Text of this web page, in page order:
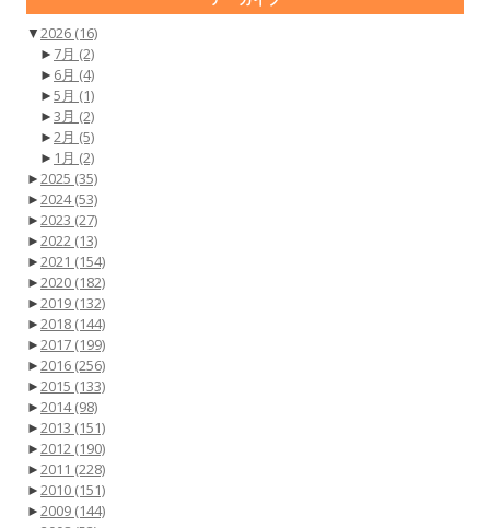
▼2026 (16)
► 7月 (2)
► 6月 (4)
►5月 (1)
►3月 (2)
►2月 (5)
► 1月 (2)
►2025 (35)
►2024(53)
►2023 (27)
►2022 (13)
►2021 (154)
►2020 (182)
►2019 (132)
►2018 (144)
►2017 (199)
►2016 (256)
►2015 (133)
►2014(98)
►2013 (151)
►2012 (190)
►2011 (228)
►2010 (151)
►2009 (144)